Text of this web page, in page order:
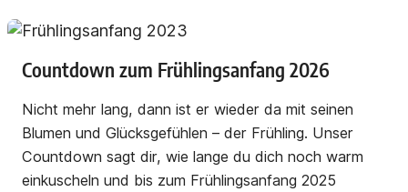
Countdown zum Frühlingsanfang 2026
Nicht mehr lang, dann ist er wieder da mit seinen
Blumen und Glücksgefühlen – der Frühling. Unser
Countdown sagt dir, wie lange du dich noch warm
einkuscheln und bis zum Frühlingsanfang 2025